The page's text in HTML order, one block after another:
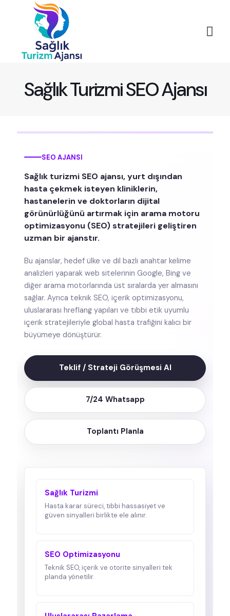
Sağlık Turizmi SEO Ajansı
SEO AJANSI
Sağlık turizmi SEO ajansı, yurt dışından
hasta çekmek isteyen kliniklerin,
hastanelerin ve doktorların dijital
görünürlüğünü artırmak için arama motoru
optimizasyonu (SEO) stratejileri geliştiren
uzman bir ajanstır.
Bu ajanslar, hedef ülke ve dil bazlı anahtar kelime
analizleri yaparak web sitelerinin Google, Bing ve
diğer arama motorlarında üst sıralarda yer almasını
sağlar. Ayrıca teknik SEO, içerik optimizasyonu,
uluslararası hreflang yapıları ve tıbbi etik uyumlu
içerik stratejileriyle global hasta trafiğini kalıcı bir
büyümeye dönüştürür.
Teklif / Strateji Görüşmesi Al
7/24 Whatsapp
Toplantı Planla
Sağlık Turizmi
Hasta karar süreci, tıbbi hassasiyet ve
güven sinyalleri birlikte ele alınır.
SEO Optimizasyonu
Teknik SEO, içerik ve otorite sinyalleri tek
planda yönetilir.